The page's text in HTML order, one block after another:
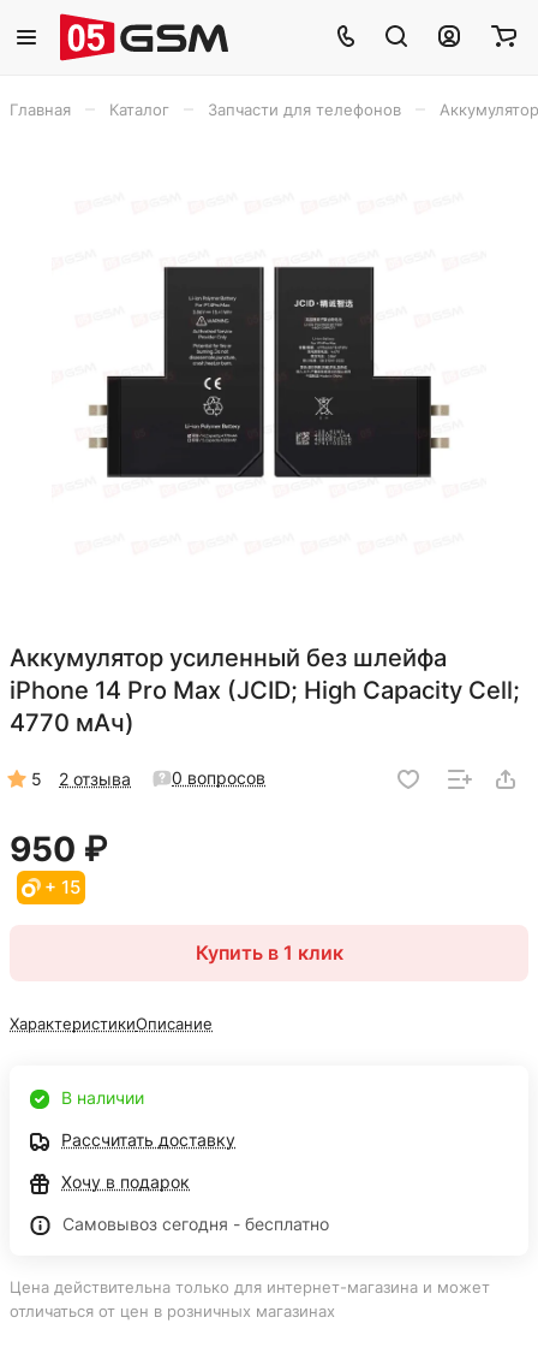
Главная Каталог Запчасти для телефонов
Аккумулятор усиленный без шлейфа
iPhone 14 Pro Max (JCID; High Capacity Cell;
4770 мАч)
5 2 отзыва 0 вопросов
950 ₽
+ 15
Купить в 1 клик
ХарактеристикиОписание
В наличии
Рассчитать доставку
Хочу в подарок
Самовывоз сегодня - бесплатно
Цена действительна только для интернет-магазина и может
отличаться от цен в розничных магазинах